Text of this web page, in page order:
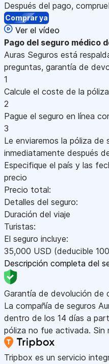
Después del pago,
Comprar ya
Ver el vídeo
Pago del seguro médico
Auras Seguros está
preguntas, garantía de
1
Calcule el coste de la
2
Pague el seguro en línea
3
Le enviaremos la póliza de
inmediatamente después
Especifique el país y las
precio
Precio total:
Detalles del seguro:
Duración del viaje
Turistas:
El seguro incluye:
35,000 USD (deducible 100
Descripción completa del
Garantía de devolución de
La compañía de seguros
dentro de los 14 días a
póliza no fue activada. Sin
Tripbox es un servicio